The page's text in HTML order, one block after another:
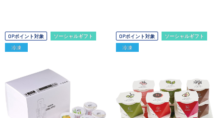
OPポイント対象
ソーシャルギフト
冷凍
OPポイント対象
ソーシャルギフト
冷凍